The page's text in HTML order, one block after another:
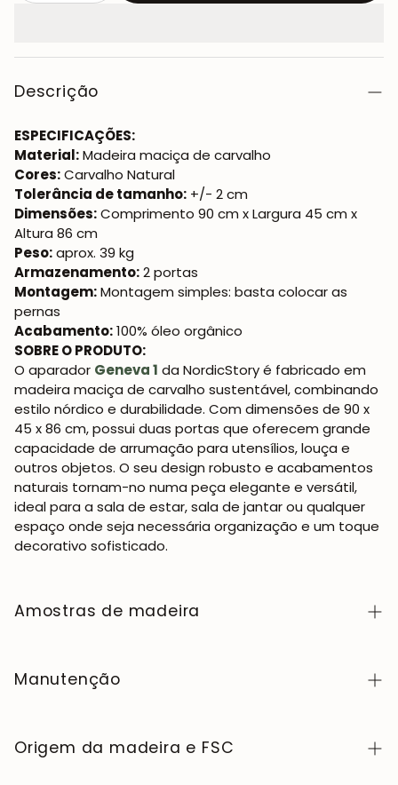
Descrição
ESPECIFICAÇÕES:
Material:Madeira maciça de carvalho
Cores:Carvalho Natural
Tolerância de tamanho: +/- 2 cm
Dimensões:Comprimento 90 cm x Largura 45 cm x
Altura 86 cm
Peso:aprox. 39 kg
Armazenamento:2 portas
Montagem:Montagem simples: basta colocar as
pernas
Acabamento:100% óleo orgânico
SOBRE O PRODUTO:
O aparador Geneva 1 da NordicStory é fabricado em
madeira maciça de carvalho sustentável, combinando
estilo nórdico e durabilidade. Com dimensões de 90 x
45 x 86 cm, possui duas portas que oferecem grande
capacidade de arrumação para utensílios, louça e
outros objetos. O seu design robusto e acabamentos
naturais tornam-no numa peça elegante e versátil,
ideal para a sala de estar, sala de jantar ou qualquer
espaço onde seja necessária organização e um toque
decorativo sofisticado.
Amostras de madeira
coleção NordicStory, clique
Manutenção
apreciado pelo seu caráter autêntico e pela sua
beleza que evolui com o tempo. Para a manter em
Origem da madeira e FSC